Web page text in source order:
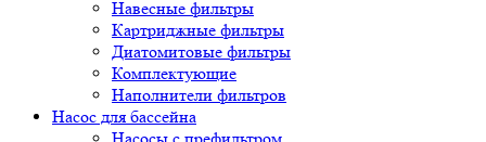
Навесные фильтры
Картриджные фильтры
Диатомитовые фильтры
Комплектующие
Наполнители фильтров
Насос для бассейна